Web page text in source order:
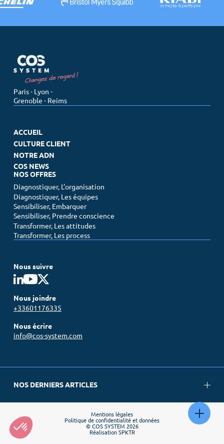
Paris - Lyon -
Grenoble - Reims
ACCUEIL
CULTURE CLIENT
NOTRE ADN
COS NEWS
NOS OFFRES
Diagnostiquer, L’organisation
Diagnostiquer, Les équipes
Sensibiliser, Embarquer
Sensibiliser, Prendre conscience
Transformer, Les attitudes
Transformer, Les process
Nous suivre
Nous joindre
+33601176335
Nous écrire
info@cos-system.com
NOS DERNIERS ARTICLES
Mentions légales
Politique de confidentialité et données
© COS SYSTEM 2026
Réalisation SPKTR